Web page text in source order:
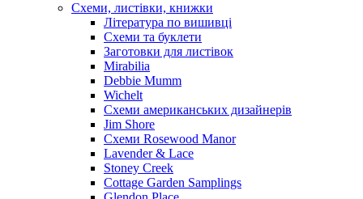
Схеми, листівки, книжки
Література по вишивці
Схеми та буклети
Заготовки для листівок
Mirabilia
Debbie Mumm
Wichelt
Схеми американських дизайнерів
Jim Shore
Cхеми Rosewood Manor
Lavender & Lace
Stoney Creek
Cottage Garden Samplings